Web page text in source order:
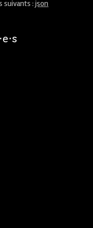
suivants :json